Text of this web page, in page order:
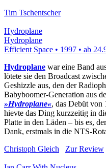
Tim Tschentscher
Hydroplane
Hydroplane
Efficient Space • 1997 • ab
Hydroplane war eine Band
lötete sie den Broadcast
Geshizzle aus, den der
Babyboomer-Generation aus
»Hydroplane«, das Debüt von
hievte das Ding kurzzeitig in
Platte in den Läden – bis es,
Dank, erstmals in die NTS-
Christoph Gleich
Zur Review